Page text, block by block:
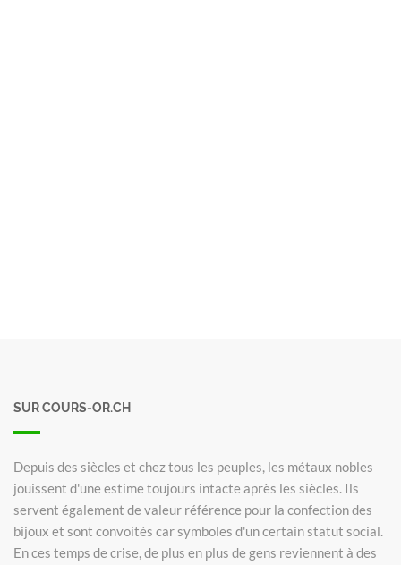
SUR COURS-OR.CH
Depuis des siècles et chez tous les peuples, les métaux nobles
jouissent d'une estime toujours intacte après les siècles. Ils
servent également de valeur référence pour la confection des
bijoux et sont convoités car symboles d'un certain statut social.
En ces temps de crise, de plus en plus de gens reviennent à des